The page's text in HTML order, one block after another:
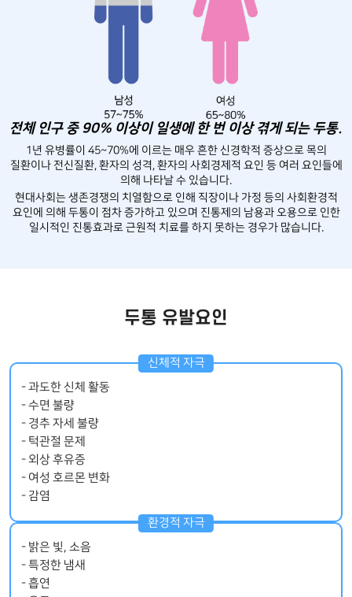
전체 인구 중 90% 이상이 일생에 한 번 이상 겪게 되는 두통.
1년 유병률이 45~70%에 이르는 매우 흔한 신경학적 증상으로 목의
질환이나 전신질환, 환자의 성격, 환자의 사회경제적 요인 등 여러 요인들에
의해 나타날 수 있습니다.
현대사회는 생존경쟁의 치열함으로 인해 직장이나 가정 등의 사회환경적
요인에 의해 두통이 점차 증가하고 있으며 진통제의 남용과 오용으로 인한
일시적인 진통효과로 근원적 치료를 하지 못하는 경우가 많습니다.
두통 유발요인
- 과도한 신체 활동
- 수면 불량
- 경추 자세 불량
- 턱관절 문제
- 외상 후유증
- 여성 호르몬 변화
- 감염
- 밝은 빛, 소음
- 특정한 냄새
- 흡연